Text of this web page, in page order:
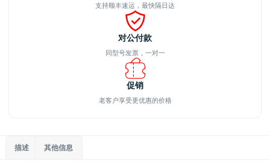
支持顺丰速运，最快隔日达
对公付款
同型号发票，一对一
促销
老客户享受更优惠的价格
描述 其他信息